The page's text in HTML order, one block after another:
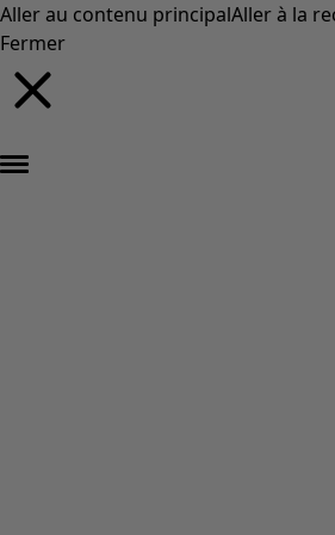
Aller au contenu principalAller à la
Fermer